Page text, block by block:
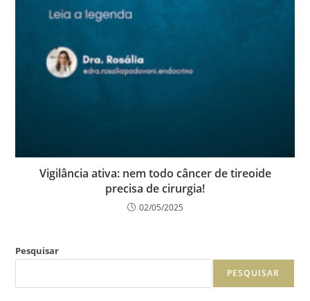
Vigilância ativa: nem todo câncer de tireoide
precisa de cirurgia!
02/05/2025
Pesquisar
PESQUISAR